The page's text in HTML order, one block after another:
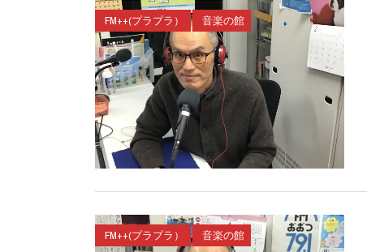
FM++(プラプラ） 音楽の館
FM++(プラプラ） 音楽の館